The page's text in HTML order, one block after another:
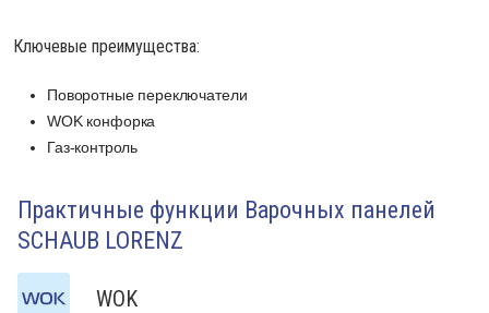
Ключевые преимущества:
Поворотные переключатели
WOK конфорка
Газ-контроль
Практичные функции Варочных панелей
SCHAUB LORENZ
WOK